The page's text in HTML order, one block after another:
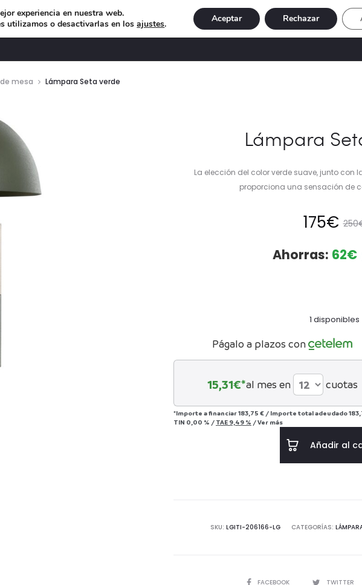
ILUMINACIÓN NAVIDAD EXCLUSIVE OFERTAS
mesa Lámpara Seta verde
Lámpara
La elección del color verde suave, junto con
proporciona una sensación de
250
El
precio
era:
250€.
175€
El
precio
175€.
Ahorras: 62€
1 disponibles
Págalo a plazos con
15,31€*al mes en cuotas
*Importe a financiar183,75 € / Importe total adeudado
TIN 0,00 % / TAE 9,49 % /Ver más
Añadir al
SKU: LGITI-206166-LG CATEGORÍAS:
COMPARTIR
FACEBOOK TWITTER
experiencia en nuestra web.
utilizamos o desactivarlas en losajustes. Aceptar Rechazar